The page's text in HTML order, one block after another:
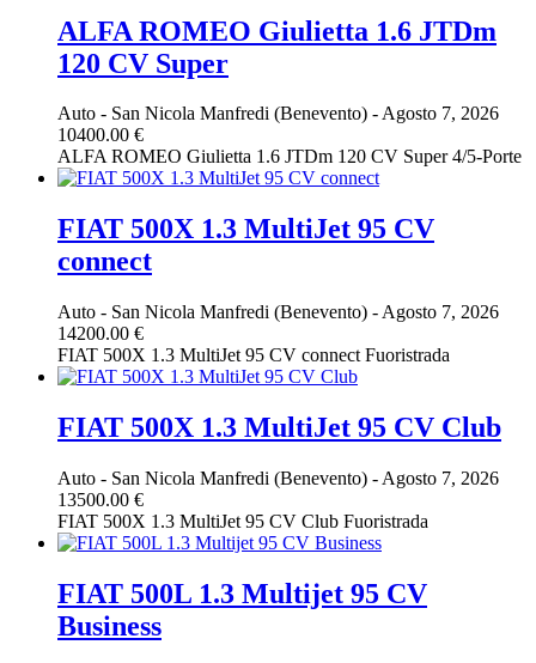
ALFA ROMEO Giulietta 1.6 JTDm
120 CV Super
Auto - San Nicola Manfredi (Benevento) -Agosto 7, 2026
10400.00 €
ALFA ROMEO Giulietta 1.6 JTDm 120 CV Super 4/5-Porte
FIAT 500X 1.3 MultiJet 95 CV
connect
Auto - San Nicola Manfredi (Benevento) - Agosto 7, 2026
14200.00 €
FIAT 500X 1.3 MultiJet 95 CV connect Fuoristrada
FIAT 500X 1.3 MultiJet 95 CV Club
Auto - San Nicola Manfredi (Benevento) - Agosto 7, 2026
13500.00 €
FIAT 500X 1.3 MultiJet 95 CV Club Fuoristrada
FIAT 500L 1.3 Multijet 95 CV
Business